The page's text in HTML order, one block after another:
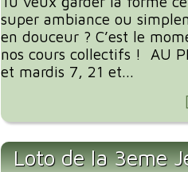
super ambiance ou
en douceur ? C’est le
nos cours collectifs ! AU
et mardis 7, 21 et...
Loto de la 3eme